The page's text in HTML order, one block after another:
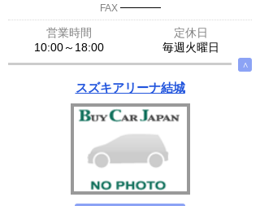
FAX ─────
営業時間
定休日
10:00～18:00
毎週火曜日
∧
スズキアリーナ結城